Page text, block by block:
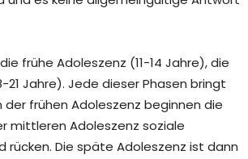
frühe Adoleszenz (11-14 Jahre), die
Jahre). Jede dieser Phasen bringt
frühen Adoleszenz beginnen die
mittleren Adoleszenz soziale
rücken. Die späte Adoleszenz ist dann